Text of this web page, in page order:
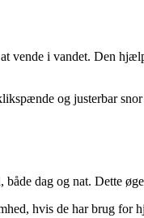
vende i vandet. Den
og justerbar
dag og nat. Dette
hvis de har brug for